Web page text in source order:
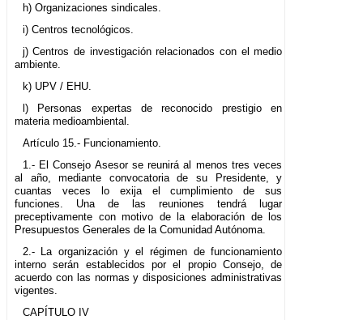
h) Organizaciones sindicales.
i) Centros tecnológicos.
j) Centros de investigación relacionados con el medio
ambiente.
k) UPV / EHU.
l) Personas expertas de reconocido prestigio en
materia medioambiental.
Artículo 15.- Funcionamiento.
1.- El Consejo Asesor se reunirá al menos tres veces
al año, mediante convocatoria de su Presidente, y
cuantas veces lo exija el cumplimiento de sus
funciones. Una de las reuniones tendrá lugar
preceptivamente con motivo de la elaboración de los
Presupuestos Generales de la Comunidad Autónoma.
2.- La organización y el régimen de funcionamiento
interno serán establecidos por el propio Consejo, de
acuerdo con las normas y disposiciones administrativas
vigentes.
CAPÍTULO IV